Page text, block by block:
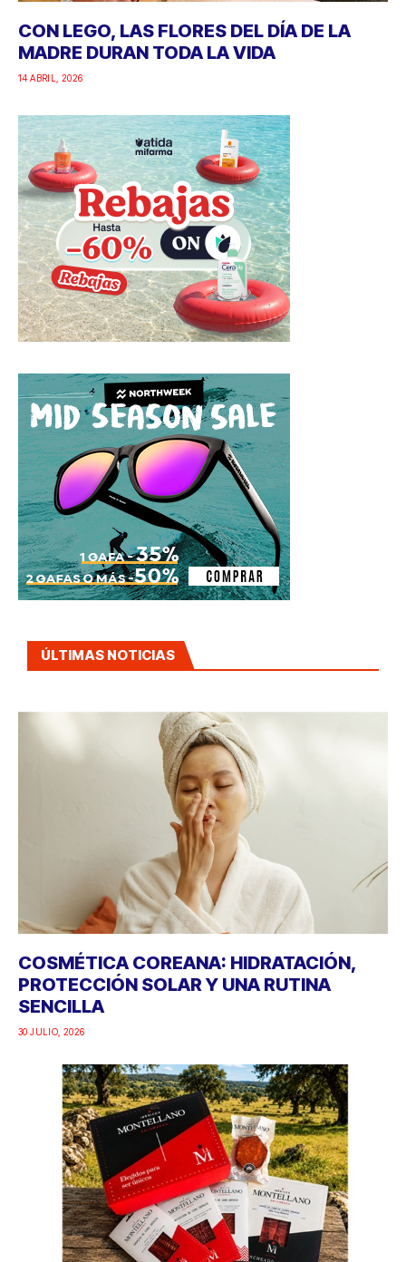
CON LEGO, LAS FLORES DEL DÍA DE LA
MADRE DURAN TODA LA VIDA
14 ABRIL, 2026
ÚLTIMAS NOTICIAS
COSMÉTICA COREANA: HIDRATACIÓN,
PROTECCIÓN SOLAR Y UNA RUTINA
SENCILLA
30 JULIO, 2026